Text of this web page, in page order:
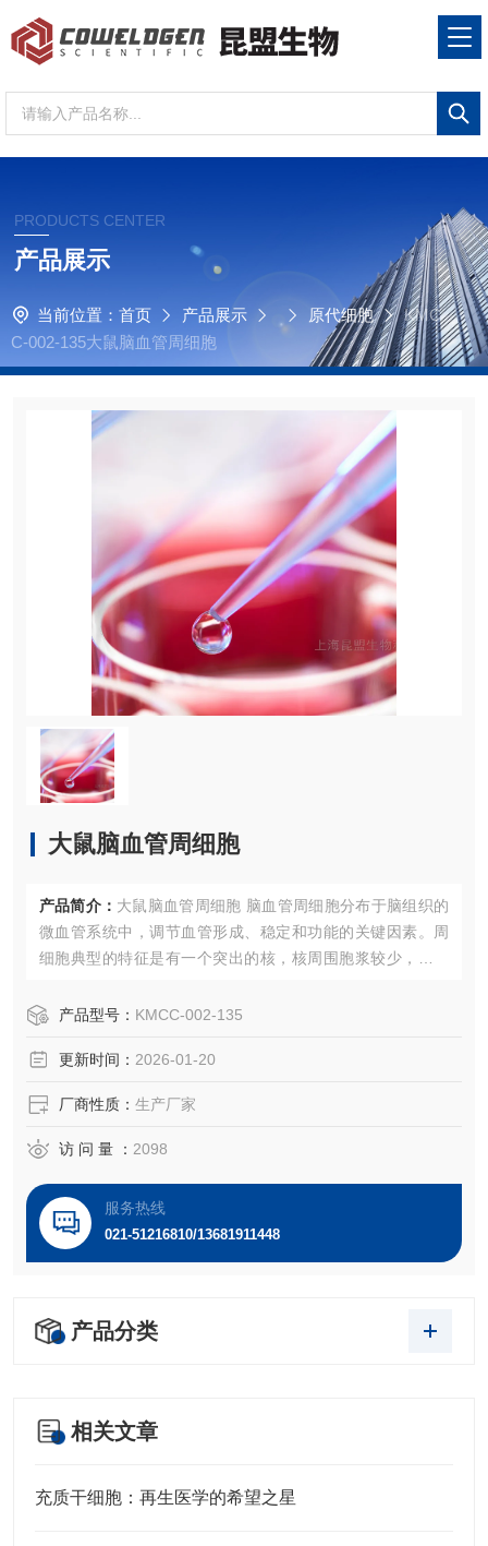
PRODUCTS CENTER
产品展示
当前位置： 首页 产品展示 原代细胞
KMC
C-002-135大鼠脑血管周细胞
大鼠脑血管周细胞
产品简介： 大鼠脑血管周细胞 脑血管周细胞分布于脑组织的
微血管系统中，调节血管形成、稳定和功能的关键因素。周
细胞典型的特征是有一个突出的核，核周围胞浆较少，有许
管腔，起到对管腔的支持作用。同时，一个周细胞可以通过
和内皮细胞间的相互作用在血管新生中具有极为重要的作
产品型号： KMCC-002-135
更新时间： 2026-01-20
厂商性质： 生产厂家
访 问 量 ： 2098
服务热线
021-51216810/13681911448
产品分类
相关文章
充质干细胞：再生医学的希望之星